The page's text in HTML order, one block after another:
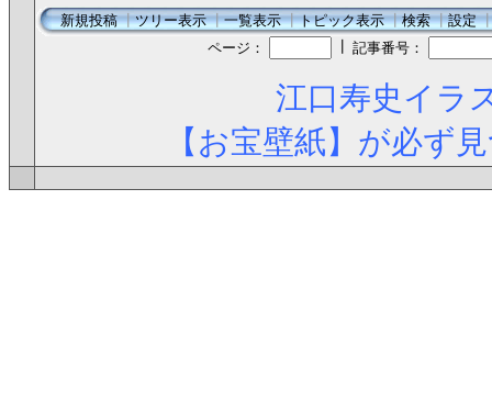
新規投稿┃ツリー表示┃一覧表示┃トピック表示┃検索┃設定
ページ：
記事番号：
江口寿史イラ
【お宝壁紙】が必ず